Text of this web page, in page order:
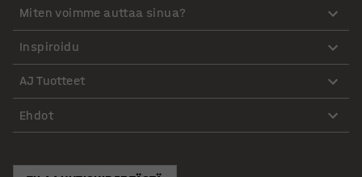
Miten voimme auttaa sinua?
Inspiroidu
AJ Tuotteet
Ehdot